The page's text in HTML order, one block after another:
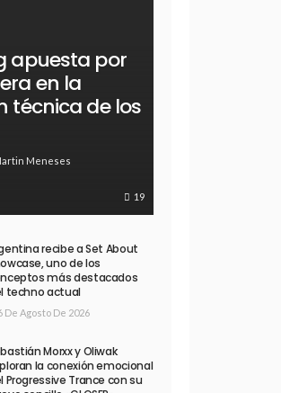
apuesta por
en la
técnica de los
Meneses
19
recibe a Set About
uno de los
más destacados
techno actual
De Agosto De 2026
Morxx y Oliwak
la conexión emocional
Progressive Trance con su